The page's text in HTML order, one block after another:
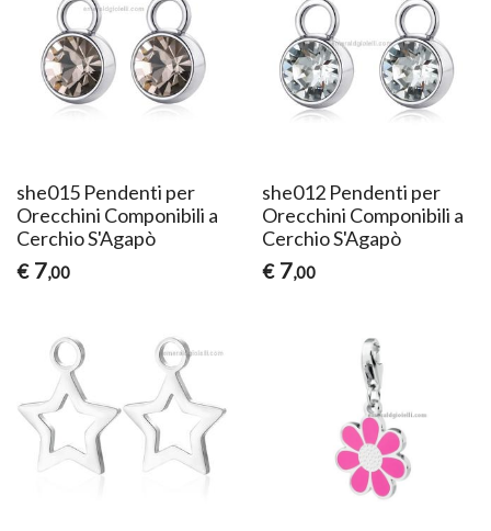
she015 Pendenti per
Orecchini Componibili a
Cerchio S'Agapò
€ 7,00
she012 Pendenti per
Orecchini Componibili a
Cerchio S'Agapò
€ 7,00